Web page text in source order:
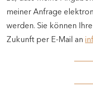
meiner Anfrage
werden. Sie können
Zukunft per E-Mail an